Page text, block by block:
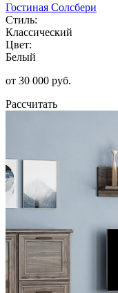
Гостиная Солсбери
Стиль:
Классический
Цвет:
Белый
от 30 000 руб.
Рассчитать